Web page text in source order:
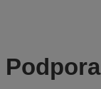
Podpora